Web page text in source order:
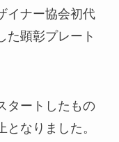
イナー協会初代
た顕彰プレート
タートしたもの
なりました。